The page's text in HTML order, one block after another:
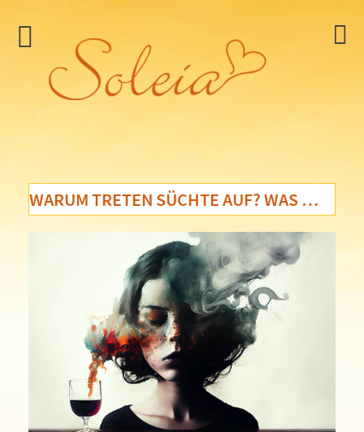
WARUM TRETEN SÜCHTE AUF? WAS WILL MEINE SEELE DAMIT BEZWECKEN?